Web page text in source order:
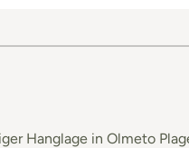
Hanglage in Olmeto